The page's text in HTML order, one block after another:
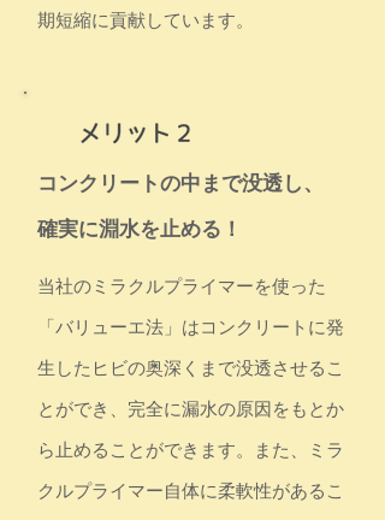
期短縮に貢献しています。
コンクリートの中まで没透し、
確実に淵水を止める！
当社のミラクルプライマーを使った
「バリューエ法」はコンクリートに発
生したヒビの奥深くまで没透させるこ
とができ、完全に漏水の原因をもとか
ら止めることができます。また、ミラ
クルプライマー自体に柔軟性があるこ